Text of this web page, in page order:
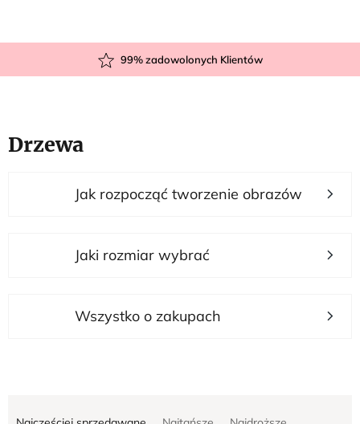
99% zadowolonych Klientów
Drzewa
Jak rozpocząć tworzenie obrazów
Jaki rozmiar wybrać
Wszystko o zakupach